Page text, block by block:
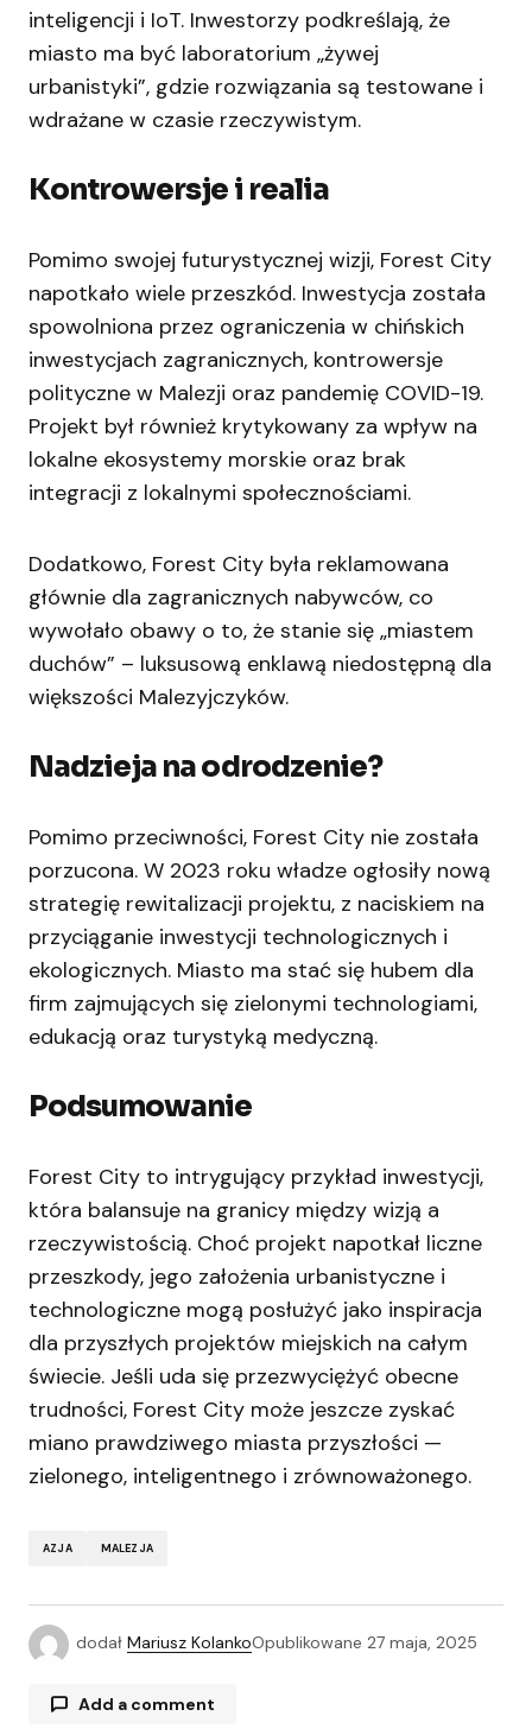
inteligencji i IoT. Inwestorzy podkreślają, że
miasto ma być laboratorium „żywej
urbanistyki”, gdzie rozwiązania są testowane i
wdrażane w czasie rzeczywistym.
Kontrowersje i realia
Pomimo swojej futurystycznej wizji, Forest City
napotkało wiele przeszkód. Inwestycja została
spowolniona przez ograniczenia w chińskich
inwestycjach zagranicznych, kontrowersje
polityczne w Malezji oraz pandemię COVID-19.
Projekt był również krytykowany za wpływ na
lokalne ekosystemy morskie oraz brak
integracji z lokalnymi społecznościami.
Dodatkowo, Forest City była reklamowana
głównie dla zagranicznych nabywców, co
wywołało obawy o to, że stanie się „miastem
duchów” – luksusową enklawą niedostępną dla
większości Malezyjczyków.
Nadzieja na odrodzenie?
Pomimo przeciwności, Forest City nie została
porzucona. W 2023 roku władze ogłosiły nową
strategię rewitalizacji projektu, z naciskiem na
przyciąganie inwestycji technologicznych i
ekologicznych. Miasto ma stać się hubem dla
firm zajmujących się zielonymi technologiami,
edukacją oraz turystyką medyczną.
Podsumowanie
Forest City to intrygujący przykład inwestycji,
która balansuje na granicy między wizją a
rzeczywistością. Choć projekt napotkał liczne
przeszkody, jego założenia urbanistyczne i
technologiczne mogą posłużyć jako inspiracja
dla przyszłych projektów miejskich na całym
świecie. Jeśli uda się przezwyciężyć obecne
trudności, Forest City może jeszcze zyskać
miano prawdziwego miasta przyszłości —
zielonego, inteligentnego i zrównoważonego.
AZJA MALEZJA
dodał Mariusz KolankoOpublikowane 27 maja, 2025
Add a comment